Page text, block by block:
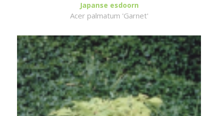
Japanse esdoorn
Acer palmatum 'Garnet'